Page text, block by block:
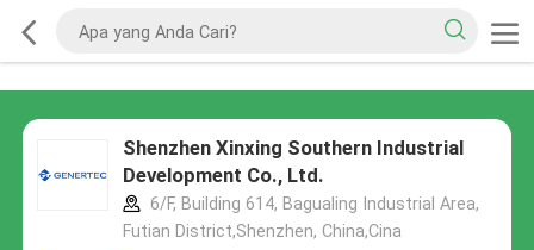
Shenzhen Xinxing Southern Industrial
Development Co., Ltd.
6/F, Building 614, Bagualing Industrial Area,
Futian District,Shenzhen, China,Cina